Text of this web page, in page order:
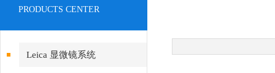
PRODUCTS CENTER
Leica 显微镜系统